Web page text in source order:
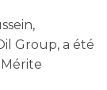
Group, a été